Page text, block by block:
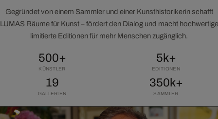
Gegründet von einem Sammler und einer Kunsthistorikerin schafft
LUMAS Räume für Kunst – fördert den Dialog und macht hochwertige
limitierte Editionen für mehr Menschen zugänglich.
500+
KÜNSTLER
5k+
EDITIONEN
19
GALLERIEN
350k+
SAMMLER